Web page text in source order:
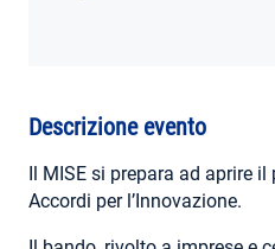
Descrizione evento
Il MISE si prepara ad aprire
Accordi per l’Innovazione.